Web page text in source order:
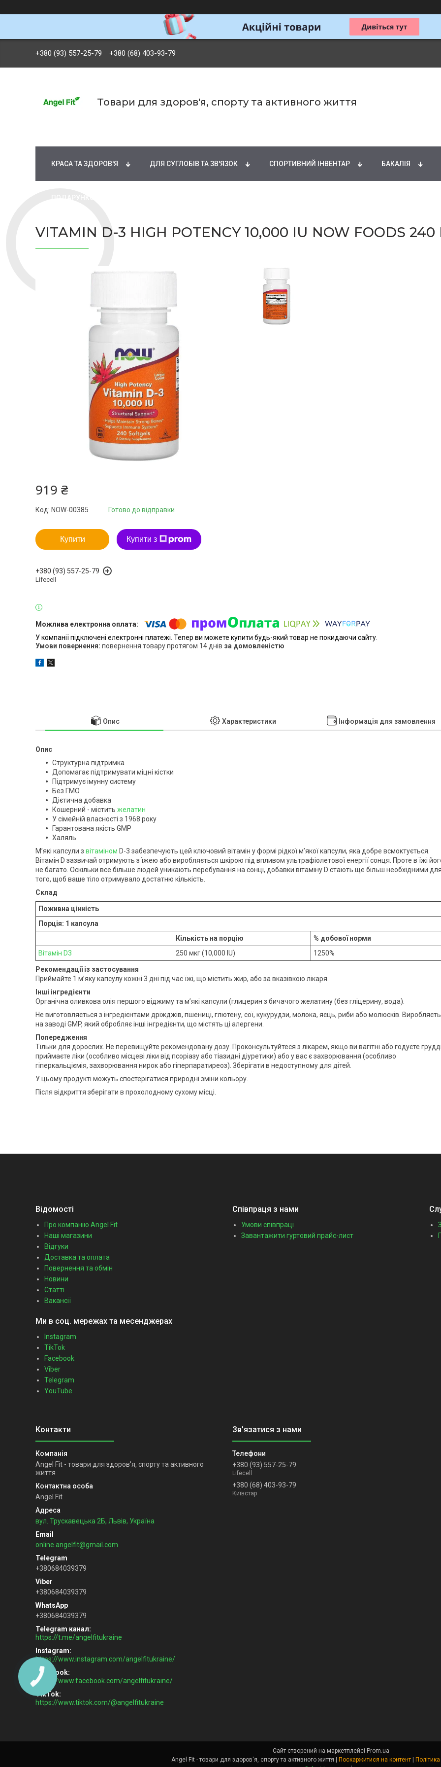
+380 (93) 557-25-79 +380 (68) 403-93-79
Товари для здоров'я, спорту та активного життя
КРАСА ТА ЗДОРОВ'Я ДЛЯ СУГЛОБІВ ТА ЗВ'ЯЗОК СПОРТИВНИЙ ІНВЕНТАР БАКАЛІЯ
VITAMIN D-3 HIGH POTENCY 10,000 IU NOW FOODS
919 ₴
Готово до відправки
Код: NOW-00385
Купити Купити з
+380 (93) 557-25-79
Lifecell
У компанії підключені електронні платежі. Тепер ви можете купити будь-який товар не покидаючи сайту.
повернення товару протягом 14 днів за домовленістю
Опис Характеристики Інформація для замовлення
Опис
Структурна підтримка
Допомагає підтримувати міцні кістки
Підтримує імунну систему
Без ГМО
Дієтична добавка
Кошерний - містить желатин
У сімейній власності з 1968 року
Гарантована якість GMP
Халяль
М’які капсули з вітаміном D-3 забезпечують цей ключовий вітамін у формі рідкої м’якої капсули, яка добре всмоктується.
Вітамін D зазвичай отримують з їжею або виробляється шкірою під впливом ультрафіолетової енергії сонця. Проте в їжі
не багато. Оскільки все більше людей уникають перебування на сонці, добавки вітаміну D стають ще більш необхідними для
того, щоб ваше тіло отримувало достатню кількість.
Склад
Поживна цінність
Порція: 1 капсула
Кількість на порцію
% добової норми
Вітамін D3
250 мкг (10,000 IU) 1250%
Рекомендації із застосування
Приймайте 1 м’яку капсулу кожні 3 дні під час їжі, що містить жир, або за вказівкою лікаря.
Інші інгредієнти
Органічна оливкова олія першого віджиму та м’які капсули (глицерин з бичачого желатину (без гліцерину, вода).
Не виготовляється з інгредієнтами дріжджів, пшениці, глютену, сої, кукурудзи, молока, яєць, риби або молюсків.
на заводі GMP, який обробляє інші інгредієнти, що містять ці алергени.
Попередження
Тільки для дорослих. Не перевищуйте рекомендовану дозу. Проконсультуйтеся з лікарем, якщо ви вагітні або годуєте
приймаєте ліки (особливо місцеві ліки від псоріазу або тіазидні діуретики) або у вас є захворювання (особливо
гіперкальціємія, захворювання нирок або гіперпаратиреоз). Зберігати в недоступному для дітей.
У цьому продукті можуть спостерігатися природні зміни кольору.
Після відкриття зберігати в прохолодному сухому місці.
Відомості
Про компанію Angel Fit
Наші магазини
Відгуки
Доставка та оплата
Повернення та обмін
Новини
Статті
Вакансії
Співпраця з нами
Умови співпраці
Завантажити гуртовий прайс-лист
Ми в соц. мережах та месенджерах
Instagram
TikTok
Facebook
Viber
Telegram
YouTube
Angel Fit - товари для здоров'я, спорту та активного
життя
Angel Fit
вул. Трускавецька 2Б, Львів, Україна
online.angelfit@gmail.com
+380684039379
+380684039379
+380684039379
Telegram канал
https://t.me/angelfitukraine
Instagram
https://www.instagram.com/angelfitukraine/
Facebook
https://www.facebook.com/angelfitukraine/
TikTok
https://www.tiktok.com/@angelfitukraine
+380 (93) 557-25-79
Lifecell
+380 (68) 403-93-79
Київстар
Сайт створений на маркетплейсі Prom.ua
Angel Fit - товари для здоров'я, спорту та активного життя | Поскаржитися на контент |